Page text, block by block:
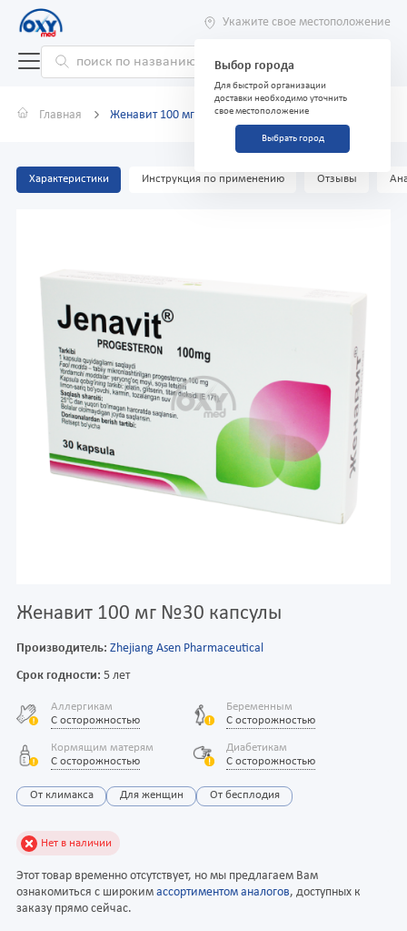
Укажите свое местоположение
Выбор города
Для быстрой организации
доставки необходимо уточнить
свое местоположение
Выбрать город
Главная Женавит 100 мг №30 капсулы
Характеристики Инструкция по применению Отзывы
Женавит 100 мг №30 капсулы
Производитель: Zhejiang Asen Pharmaceutical
Срок годности: 5 лет
Аллергикам
С осторожностью
Беременным
С осторожностью
Кормящим матерям
С осторожностью
Диабетикам
С осторожностью
От климакса Для женщин От бесплодия
Нет в наличии
Этот товар временно отсутствует, но мы предлагаем Вам
ознакомиться с широким ассортиментом аналогов, доступных к
заказу прямо сейчас.